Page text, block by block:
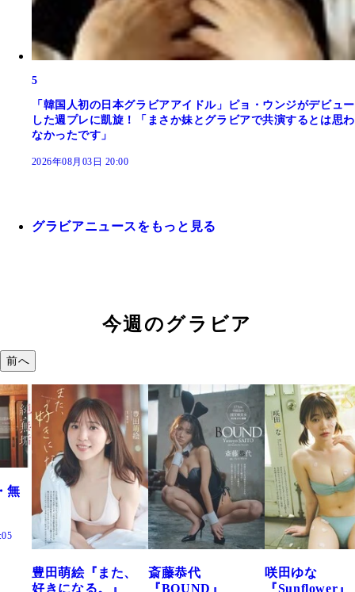
5
「韓国人初の日本グラビアアイドル」ピョ・ウンジがデビュー
した週プレに凱旋！「まさか妹とグラビアで共演するとは思わ
なかったです」
2026年08月03日 20:00
グラビアニュースをもっと見る
今週のグラビア
前へ
斎藤恭代
『BOUND』
咲田ゆな
『Sunflower』
藤水咲桜『花
だまり』